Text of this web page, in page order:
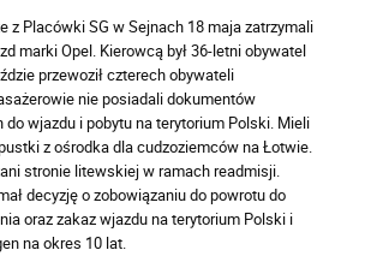
z Placówki SG w Sejnach 18 maja zatrzymali
marki Opel. Kierowcą był 36-letni obywatel
przewoził czterech obywateli
nie posiadali dokumentów
do wjazdu i pobytu na terytorium Polski. Mieli
z ośrodka dla cudzoziemców na Łotwie.
stronie litewskiej w ramach readmisji.
decyzję o zobowiązaniu do powrotu do
oraz zakaz wjazdu na terytorium Polski i
na okres 10 lat.